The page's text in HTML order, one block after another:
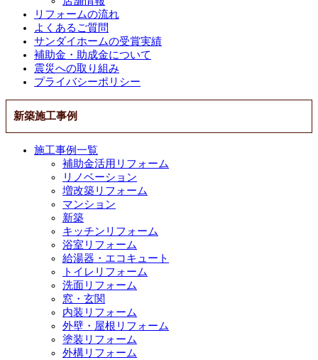
リフォームの流れ
よくあるご質問
サンダイホームの受賞実績
補助金・助成金について
震災への取り組み
プライバシーポリシー
新築施工事例
施工事例一覧
補助金活用リフォーム
リノベーション
増改築リフォーム
マンション
新築
キッチンリフォーム
浴室リフォーム
給湯器・エコキュート
トイレリフォーム
洗面リフォーム
窓・玄関
内装リフォーム
外壁・屋根リフォーム
塗装リフォーム
外構リフォーム